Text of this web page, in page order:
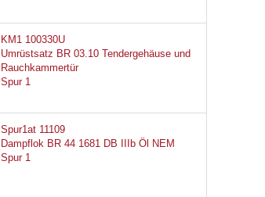
KM1 100330U
Umrüstsatz BR 03.10 Tendergehäuse und
Rauchkammertür
Spur 1
Spur1at 11109
Dampflok BR 44 1681 DB IIIb Öl NEM
Spur 1